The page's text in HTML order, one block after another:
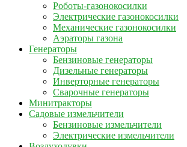
Роботы-газонокосилки
Электрические газонокосилки
Механические газонокосилки
Аэраторы газона
Генераторы
Бензиновые генераторы
Дизельные генераторы
Инверторные генераторы
Сварочные генераторы
Минитракторы
Садовые измельчители
Бензиновые измельчители
Электрические измельчители